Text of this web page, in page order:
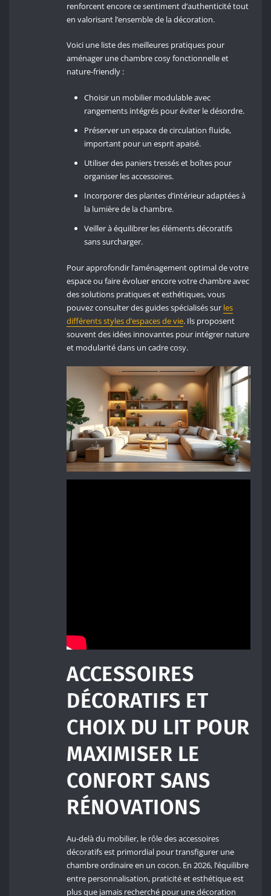
renforcent encore ce sentiment d’authenticité tout
en valorisant l’ensemble de la décoration.
Voici une liste des meilleures pratiques pour
aménager une chambre cosy fonctionnelle et
nature-friendly :
Choisir un mobilier modulable avec
rangements intégrés pour éviter le désordre.
Préserver un espace de circulation fluide,
important pour un esprit apaisé.
Utiliser des paniers tressés et boîtes pour
organiser les accessoires.
Incorporer des plantes d’intérieur adaptées à
la lumière de la chambre.
Veiller à équilibrer les éléments décoratifs
sans surcharger.
Pour approfondir l’aménagement optimal de votre
espace ou faire évoluer encore votre chambre avec
des solutions pratiques et esthétiques, vous
pouvez consulter des guides spécialisés sur les
différents styles d’espaces de vie. Ils proposent
souvent des idées innovantes pour intégrer nature
et modularité dans un cadre cosy.
ACCESSOIRES
DÉCORATIFS ET
CHOIX DU LIT POUR
MAXIMISER LE
CONFORT SANS
RÉNOVATIONS
Au-delà du mobilier, le rôle des accessoires
décoratifs est primordial pour transfigurer une
chambre ordinaire en un cocon. En 2026, l’équilibre
entre personnalisation, praticité et esthétique est
plus que jamais recherché pour une décoration